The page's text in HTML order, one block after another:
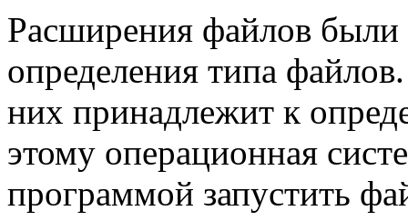
Расширения файлов
определения типа
них принадлежит к
этому операционная
программой запустить